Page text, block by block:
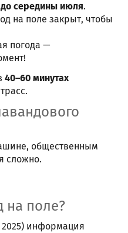
середины июля.
на поле закрыт, чтобы
погода —
40–60 минутах
общественным
сложно.
на поле?
информация